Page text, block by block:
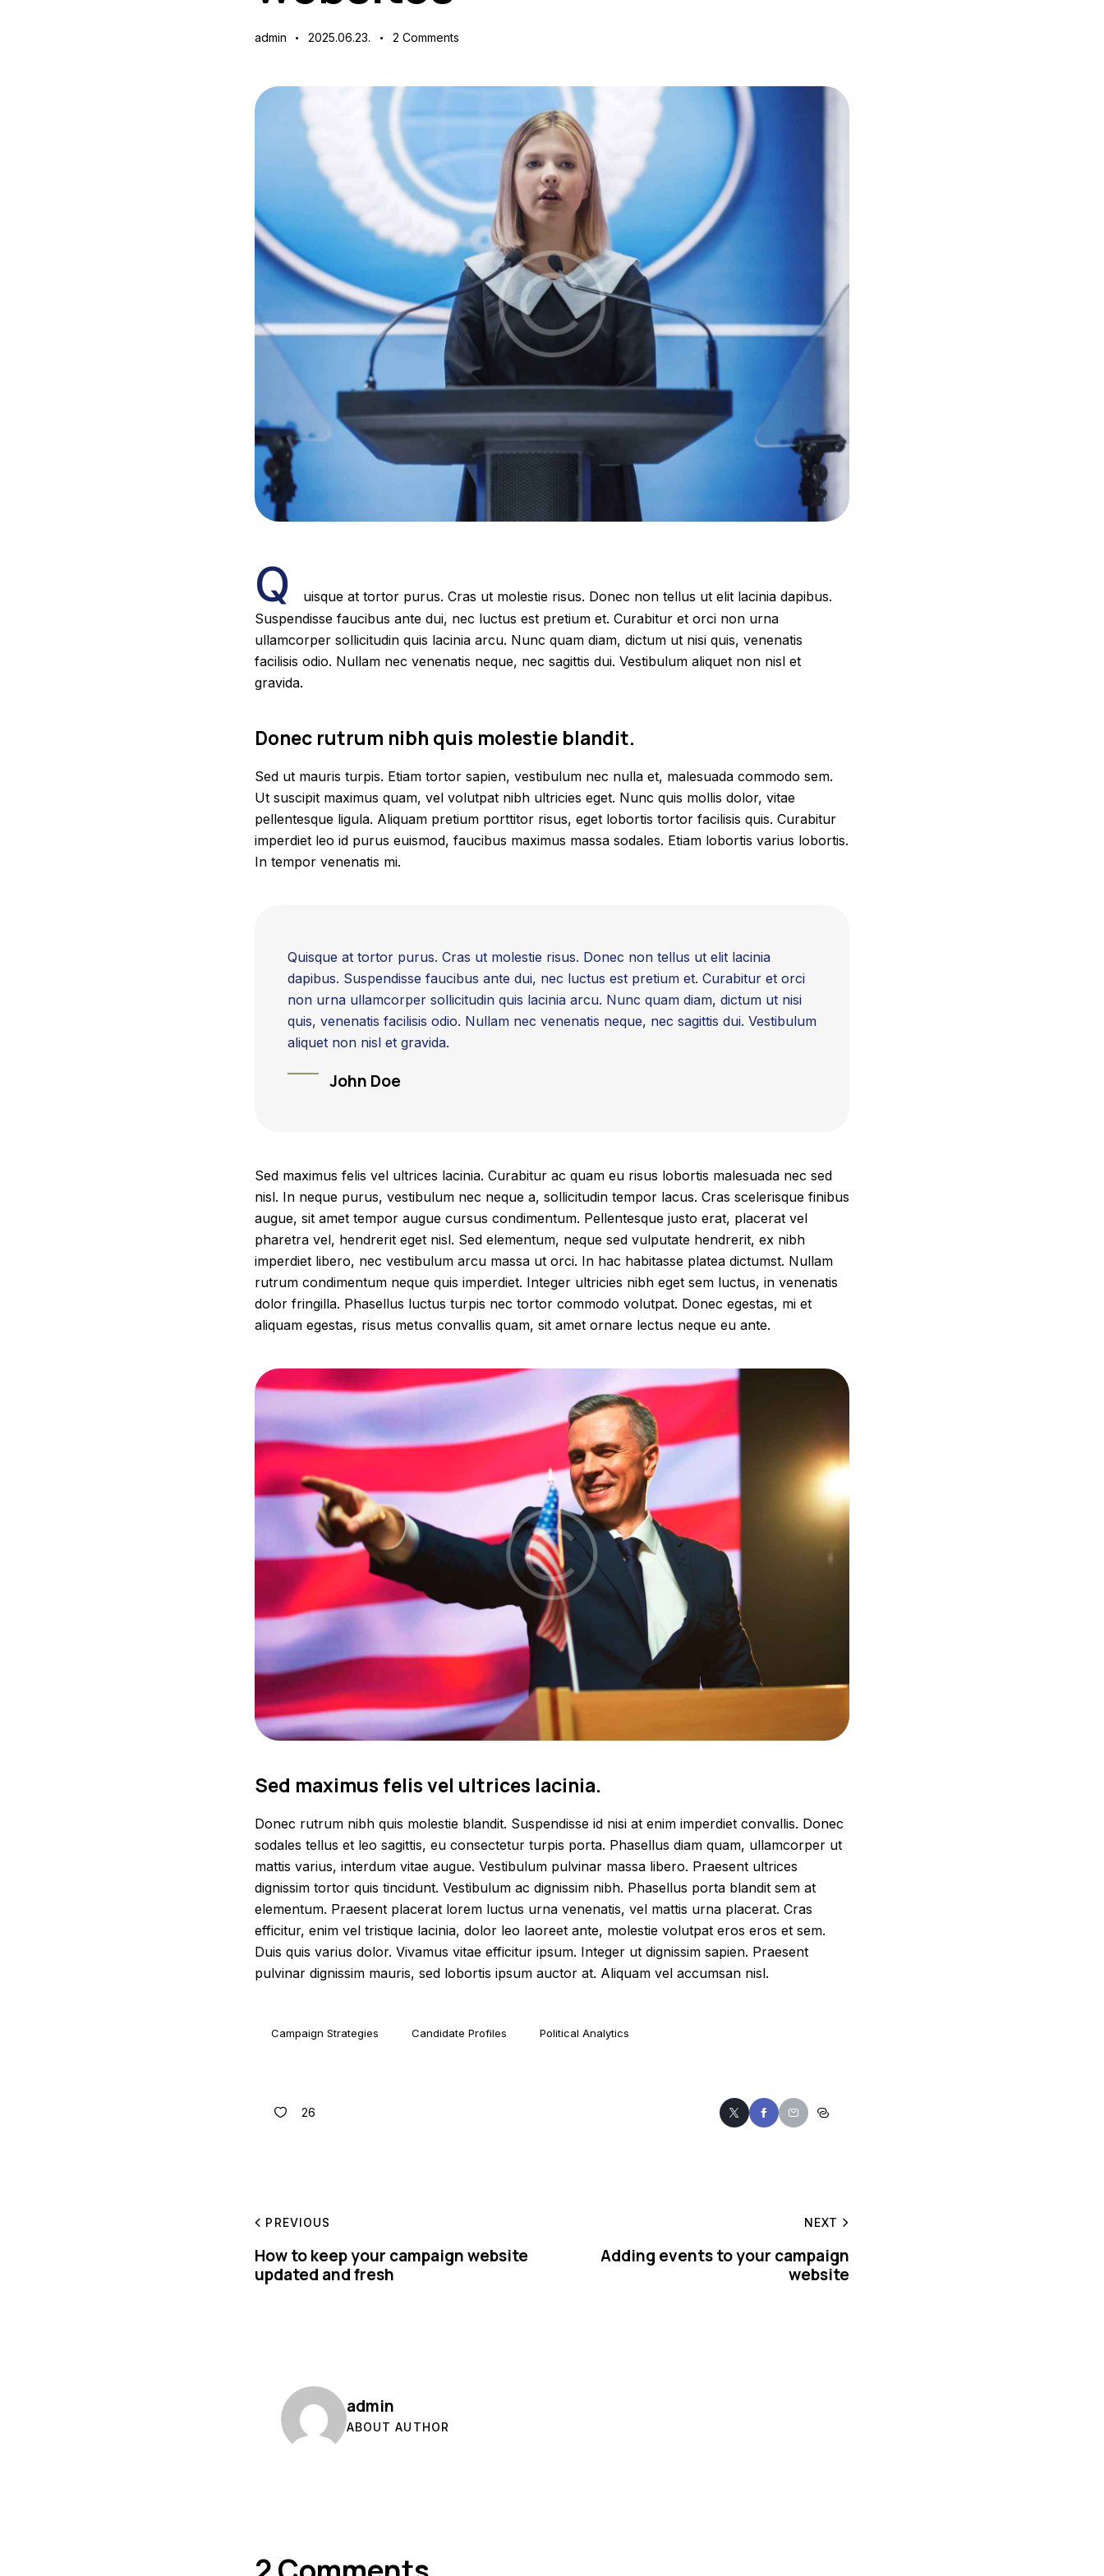
admin 2025.06.23. 2 Comments
Q
uisque at tortor purus. Cras ut molestie risus. Donec non tellus ut elit lacinia dapibus.
Suspendisse faucibus ante dui, nec luctus est pretium et. Curabitur et orci non urna
ullamcorper sollicitudin quis lacinia arcu. Nunc quam diam, dictum ut nisi quis, venenatis
facilisis odio. Nullam nec venenatis neque, nec sagittis dui. Vestibulum aliquet non nisl et
gravida.
Donec rutrum nibh quis molestie blandit.
Sed ut mauris turpis. Etiam tortor sapien, vestibulum nec nulla et, malesuada commodo sem.
Ut suscipit maximus quam, vel volutpat nibh ultricies eget. Nunc quis mollis dolor, vitae
pellentesque ligula. Aliquam pretium porttitor risus, eget lobortis tortor facilisis quis. Curabitur
imperdiet leo id purus euismod, faucibus maximus massa sodales. Etiam lobortis varius lobortis.
In tempor venenatis mi.
Quisque at tortor purus. Cras ut molestie risus. Donec non tellus ut elit lacinia
dapibus. Suspendisse faucibus ante dui, nec luctus est pretium et. Curabitur et orci
non urna ullamcorper sollicitudin quis lacinia arcu. Nunc quam diam, dictum ut nisi
quis, venenatis facilisis odio. Nullam nec venenatis neque, nec sagittis dui. Vestibulum
aliquet non nisl et gravida.
John Doe
Sed maximus felis vel ultrices lacinia. Curabitur ac quam eu risus lobortis malesuada nec sed
nisl. In neque purus, vestibulum nec neque a, sollicitudin tempor lacus. Cras scelerisque finibus
augue, sit amet tempor augue cursus condimentum. Pellentesque justo erat, placerat vel
pharetra vel, hendrerit eget nisl. Sed elementum, neque sed vulputate hendrerit, ex nibh
imperdiet libero, nec vestibulum arcu massa ut orci. In hac habitasse platea dictumst. Nullam
rutrum condimentum neque quis imperdiet. Integer ultricies nibh eget sem luctus, in venenatis
dolor fringilla. Phasellus luctus turpis nec tortor commodo volutpat. Donec egestas, mi et
aliquam egestas, risus metus convallis quam, sit amet ornare lectus neque eu ante.
Sed maximus felis vel ultrices lacinia.
Donec rutrum nibh quis molestie blandit. Suspendisse id nisi at enim imperdiet convallis. Donec
sodales tellus et leo sagittis, eu consectetur turpis porta. Phasellus diam quam, ullamcorper ut
mattis varius, interdum vitae augue. Vestibulum pulvinar massa libero. Praesent ultrices
dignissim tortor quis tincidunt. Vestibulum ac dignissim nibh. Phasellus porta blandit sem at
elementum. Praesent placerat lorem luctus urna venenatis, vel mattis urna placerat. Cras
efficitur, enim vel tristique lacinia, dolor leo laoreet ante, molestie volutpat eros eros et sem.
Duis quis varius dolor. Vivamus vitae efficitur ipsum. Integer ut dignissim sapien. Praesent
pulvinar dignissim mauris, sed lobortis ipsum auctor at. Aliquam vel accumsan nisl.
Campaign Strategies Candidate Profiles Political Analytics
26
PREVIOUS
How to keep your campaign website
updated and fresh
NEXT
Adding events to your campaign
website
admin
ABOUT AUTHOR